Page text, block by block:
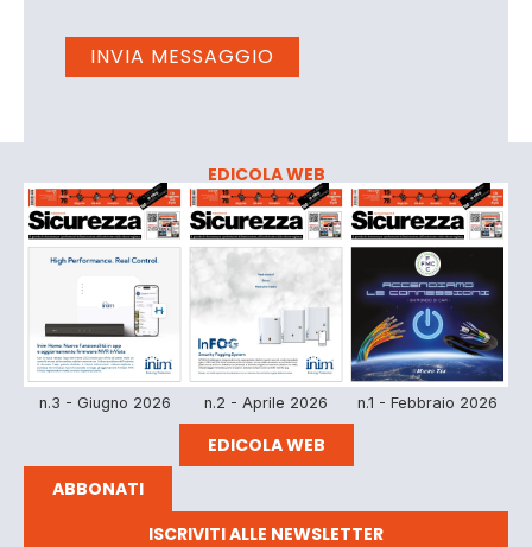
EDICOLA WEB
n.3 - Giugno 2026 n.2 - Aprile 2026 n.1 - Febbraio 2026
EDICOLA WEB
ABBONATI
ISCRIVITI ALLE NEWSLETTER